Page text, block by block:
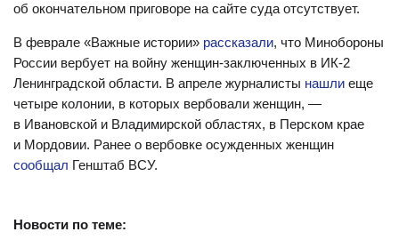
об окончательном приговоре на сайте суда отсутствует.
В феврале «Важные истории» рассказали, что Минобороны
России вербует на войну женщин-заключенных в ИК-2
Ленинградской области. В апреле журналисты нашли еще
четыре колонии, в которых вербовали женщин, —
в Ивановской и Владимирской областях, в Перском крае
и Мордовии. Ранее о вербовке осужденных женщин
сообщал Генштаб ВСУ.
Новости по теме: